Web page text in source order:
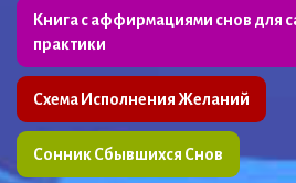
Книга с аффирмациями снов для
практики
Схема Исполнения Желаний
Сонник Сбывшихся Снов